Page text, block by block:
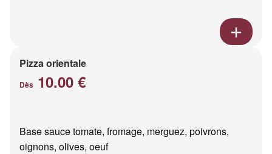
Pizza orientale
Dès 10.00 €
Base sauce tomate, fromage, merguez, poivrons,
oignons, olives, oeuf